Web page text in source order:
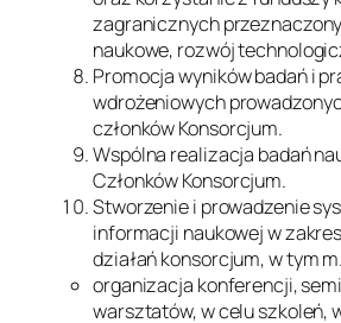
zagranicznych
naukowe, rozwój
Promocja wyników badań i
wdrożeniowych
członków Konsorcjum.
Wspólna realizacja badań
Członków Konsorcjum.
Stworzenie i prowadzenie
informacji naukowej w
działań konsorcjum, w tym
organizacja konferencji,
warsztatów, w celu szkoleń,